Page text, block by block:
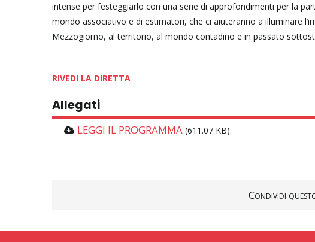
intense per festeggiarlo con una serie di approfondimenti per la
mondo associativo e di estimatori, che ci aiuteranno a illuminare
Mezzogiorno, al territorio, al mondo contadino e in passato
RIVEDI LA DIRETTA
Allegati
LEGGI IL PROGRAMMA (611.07 KB)
Condividi